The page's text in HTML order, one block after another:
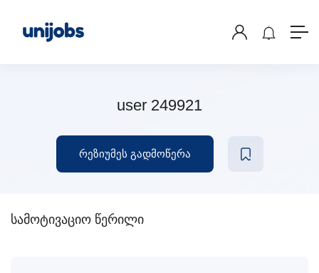
user 249921
რეზიუმეს გადმოწერა
სამოტივაციო წერილი